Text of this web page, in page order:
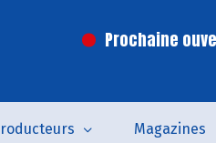
Prochaine
Magazines